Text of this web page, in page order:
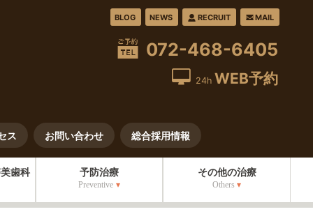
BLOG NEWS RECRUIT MAIL
072-468-6405
24h WEB予約
歯科 予防治療
Preventive
その他の治療
Others
ス お問い合わせ 総合採用情報